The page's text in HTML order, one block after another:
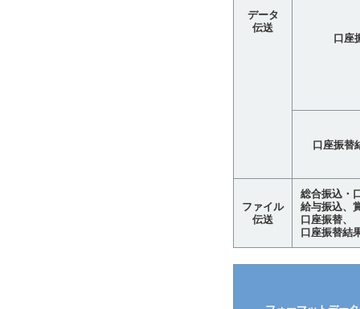
データ
伝送
口座
口座振替
ファイル
伝送
総合振込・
給与振込、
口座振替、
口座振替結